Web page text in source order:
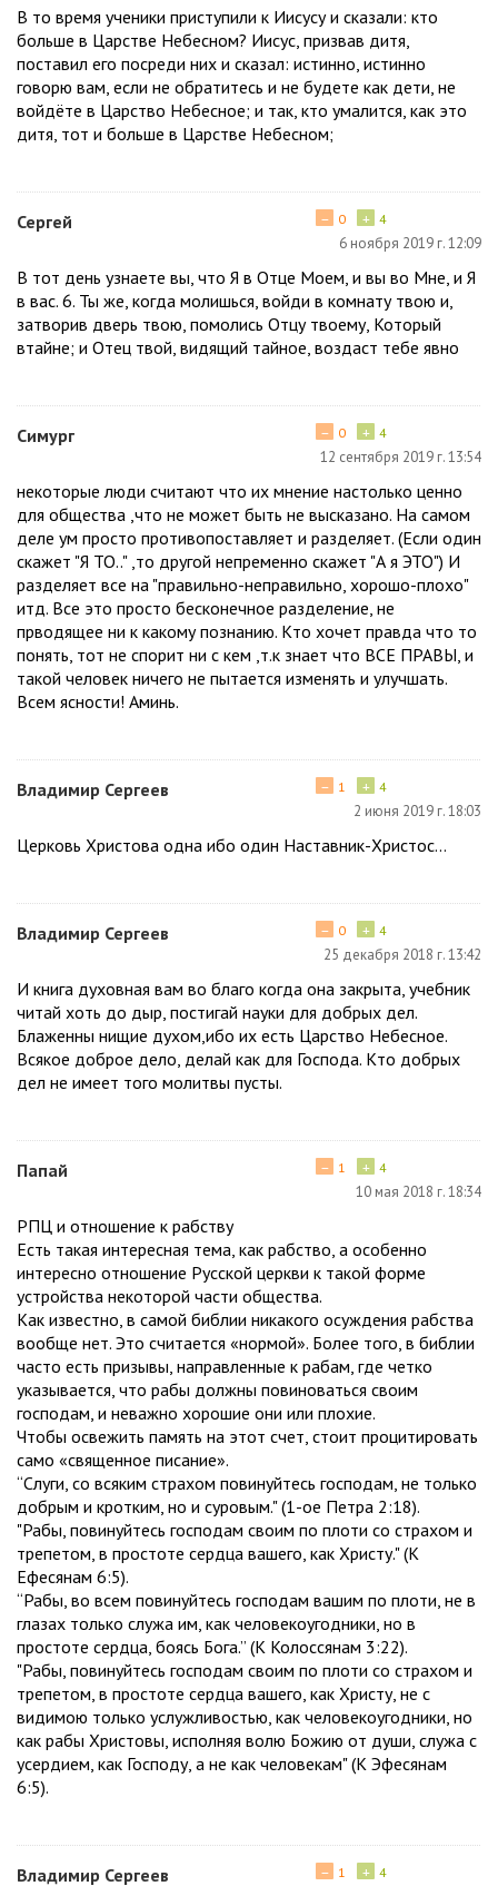
В то время ученики приступили к Иисусу и сказали: кто
больше в Царстве Небесном? Иисус, призвав дитя,
поставил его посреди них и сказал: истинно, истинно
говорю вам, если не обратитесь и не будете как дети, не
войдёте в Царство Небесное; и так, кто умалится, как это
дитя, тот и больше в Царстве Небесном;
Сергей + 4
− 0
6 ноября 2019 г. 12:09
В тот день узнаете вы, что Я в Отце Моем, и вы во Мне, и Я
в вас. 6. Ты же, когда молишься, войди в комнату твою и,
затворив дверь твою, помолись Отцу твоему, Который
втайне; и Отец твой, видящий тайное, воздаст тебе явно
Симург + 4
− 0
12 сентября 2019 г. 13:54
некоторые люди считают что их мнение настолько ценно
для общества ,что не может быть не высказано. На самом
деле ум просто противопоставляет и разделяет. (Если один
скажет "Я ТО.." ,то другой непременно скажет "А я ЭТО") И
разделяет все на "правильно-неправильно, хорошо-плохо"
итд. Все это просто бесконечное разделение, не
прводящее ни к какому познанию. Кто хочет правда что то
понять, тот не спорит ни с кем ,т.к знает что ВСЕ ПРАВЫ, и
такой человек ничего не пытается изменять и улучшать.
Всем ясности! Аминь.
Владимир Сергеев + 4
− 1
2 июня 2019 г. 18:03
Церковь Христова одна ибо один Наставник-Христос...
Владимир Сергеев + 4
− 0
25 декабря 2018 г. 13:42
И книга духовная вам во благо когда она закрыта, учебник
читай хоть до дыр, постигай науки для добрых дел.
Блаженны нищие духом,ибо их есть Царство Небесное.
Всякое доброе дело, делай как для Господа. Кто добрых
дел не имеет того молитвы пусты.
Папай + 4
− 1
10 мая 2018 г. 18:34
РПЦ и отношение к рабству
Есть такая интересная тема, как рабство, а особенно
интересно отношение Русской церкви к такой форме
устройства некоторой части общества.
Как известно, в самой библии никакого осуждения рабства
вообще нет. Это считается «нормой». Более того, в библии
часто есть призывы, направленные к рабам, где четко
указывается, что рабы должны повиноваться своим
господам, и неважно хорошие они или плохие.
Чтобы освежить память на этот счет, стоит процитировать
само «священное писание».
“Слуги, со всяким страхом повинуйтесь господам, не только
добрым и кротким, но и суровым." (1-ое Петра 2:18).
"Рабы, повинуйтесь господам своим по плоти со страхом и
трепетом, в простоте сердца вашего, как Христу." (К
Ефесянам 6:5).
“Рабы, во всем повинуйтесь господам вашим по плоти, не в
глазах только служа им, как человекоугодники, но в
простоте сердца, боясь Бога.” (К Колоссянам 3:22).
"Рабы, повинуйтесь господам своим по плоти со страхом и
трепетом, в простоте сердца вашего, как Христу, не с
видимою только услужливостью, как человекоугодники, но
как рабы Христовы, исполняя волю Божию от души, служа с
усердием, как Господу, а не как человекам" (К Эфесянам
6:5).
Владимир Сергеев + 4
− 1